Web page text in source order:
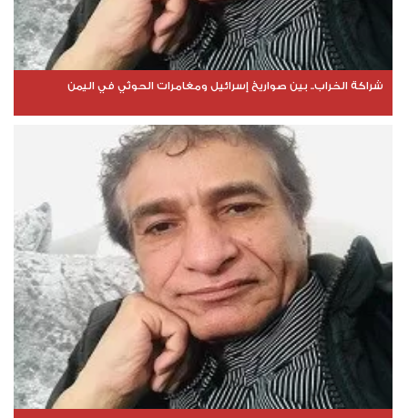
شراكة الخراب.. بين صواريخ إسرائيل ومغامرات الحوثي في اليمن